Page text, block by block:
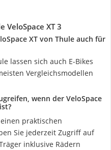
XT 3
XT von Thule auch für
lassen sich auch E-Bikes
Vergleichsmodellen
wenn der VeloSpace
praktischen
Sie jederzeit Zugriff auf
inklusive Rädern